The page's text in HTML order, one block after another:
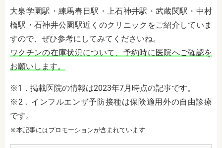
大泉学園駅・練馬春日駅・上石神井駅・武蔵関駅・中村
橋駅・石神井公園駅近くのクリニックをご紹介していま
すので、ぜひ参考にしてみてくださいね。
ワクチンの在庫状況について、予約時に医院へご確認を
お願いします。
※1．掲載医院の情報は2023年7月時点の記事です。
※2．インフルエンザ予防接種は保険適用外の自由診療
です。
※本記事にはプロモーションが含まれています